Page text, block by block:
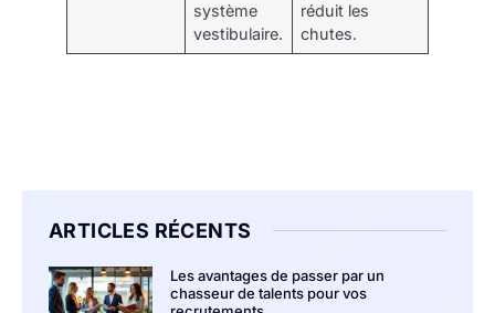
système
vestibulaire.
réduit les
chutes.
ARTICLES RÉCENTS
Les avantages de passer par un
chasseur de talents pour vos